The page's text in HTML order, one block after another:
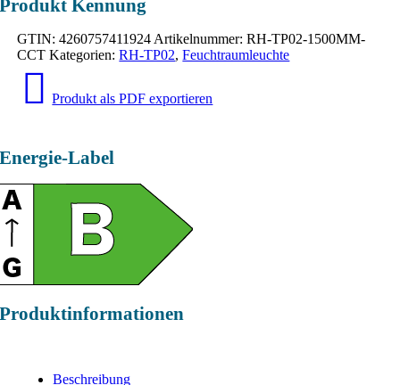
Produkt Kennung
GTIN:4260757411924 Artikelnummer:RH-TP02-1500MM-
CCT Kategorien:RH-TP02,Feuchtraumleuchte
Produkt als PDF exportieren
Energie-Label
Produktinformationen
Beschreibung